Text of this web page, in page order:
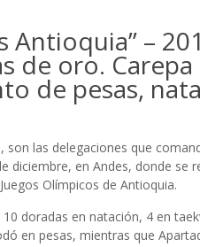
Antioquia” –
de oro.
de pesas,
las delegaciones que
en Andes, donde
Olímpicos de Antioquia.
doradas en natación, 4 en
en pesas, mientras que